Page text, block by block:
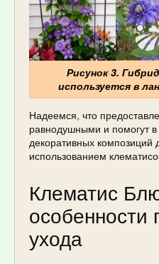
Рисунок 3.
используется в
Надеемся, что
равнодушными и помогут в
декоративных композиций
использованием
Клематис
особенности
ухода